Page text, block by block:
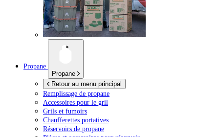
Propane
Propane
Retour au menu principal
Remplissage de propane
Accessoires pour le gril
Grils et fumoirs
Chaufferettes portatives
Réservoirs de propane